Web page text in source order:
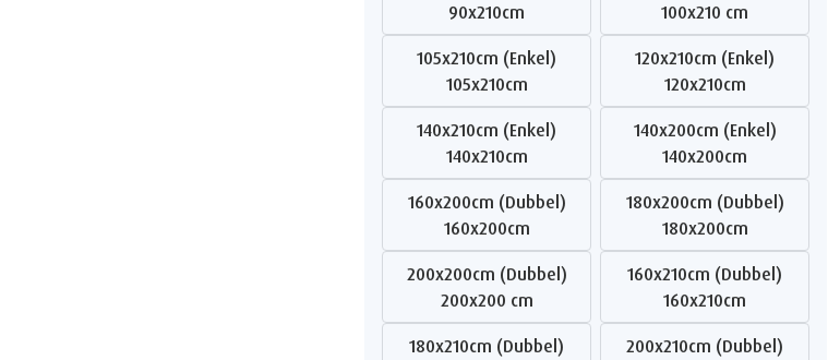
90x210cm
100x210 cm
105x210cm (Enkel)
105x210cm
120x210cm (Enkel)
120x210cm
140x210cm (Enkel)
140x210cm
140x200cm (Enkel)
140x200cm
160x200cm (Dubbel)
160x200cm
180x200cm (Dubbel)
180x200cm
200x200cm (Dubbel)
200x200 cm
160x210cm (Dubbel)
160x210cm
180x210cm (Dubbel)
200x210cm (Dubbel)